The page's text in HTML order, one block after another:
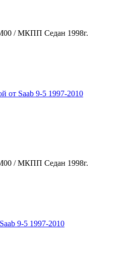
/ МКПП Седан 1998г.
от Saab 9-5 1997-2010
/ МКПП Седан 1998г.
9-5 1997-2010